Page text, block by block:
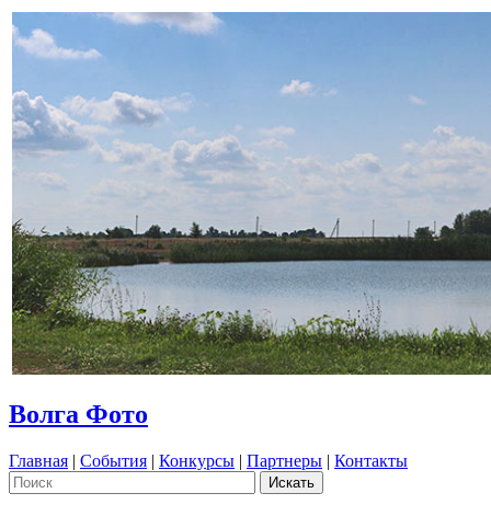
Волга Фото
Главная | События | Конкурсы | Партнеры | Контакты